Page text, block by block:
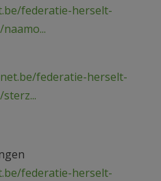
federatie-herselt-
federatie-herselt-
federatie-herselt-